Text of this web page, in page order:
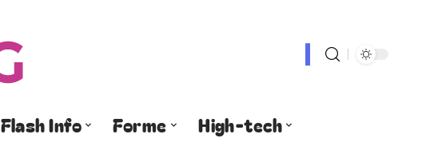
Flash Info Forme
High-tech